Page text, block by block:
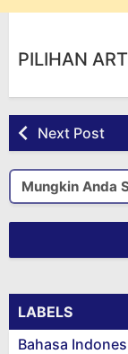
PILIHAN
Next Post
Mungkin Anda
LABELS
Bahasa